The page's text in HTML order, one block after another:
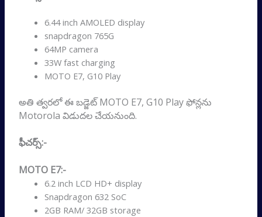
6.44 inch AMOLED display
snapdragon 765G
64MP camera
33W fast charging
MOTO E7, G10 Play
అతి త్వరలో ఈ బడ్జెట్ MOTO E7, G10 Play ఫోన్లను
Motorola విడుదల చేయనుంది.
ఫీచర్స్:-
MOTO E7:-
6.2 inch LCD HD+ display
Snapdragon 632 SoC
2GB RAM/ 32GB storage